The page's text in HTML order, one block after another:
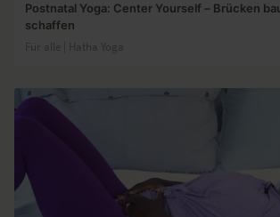
Postnatal Yoga: Center Yourself – Brücken
schaffen
Für alle | Hatha Yoga